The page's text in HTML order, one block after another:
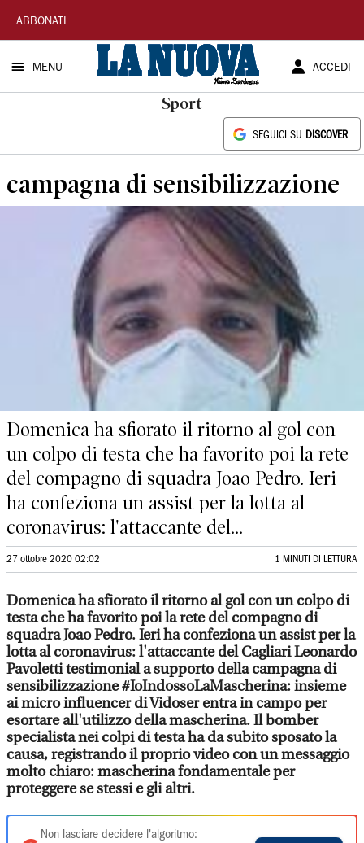
La
Nuova
Sardegna
ABBONATI
MENU ACCEDI
Sport
SEGUICI SU DISCOVER
campagna di sensibilizzazione
Domenica ha sfiorato il ritorno al gol con
un colpo di testa che ha favorito poi la rete
del compagno di squadra Joao Pedro. Ieri
ha confeziona un assist per la lotta al
coronavirus: l'attaccante del...
27 ottobre 2020 02:02 1 MINUTI DI LETTURA
Domenica ha sfiorato il ritorno al gol con un colpo di
testa che ha favorito poi la rete del compagno di
squadra Joao Pedro. Ieri ha confeziona un assist per la
lotta al coronavirus: l'attaccante del Cagliari Leonardo
Pavoletti testimonial a supporto della campagna di
sensibilizzazione #IoIndossoLaMascherina: insieme
ai micro influencer di Vidoser entra in campo per
esortare all'utilizzo della mascherina. Il bomber
specialista nei colpi di testa ha da subito sposato la
causa, registrando il proprio video con un messaggio
molto chiaro: mascherina fondamentale per
proteggere se stessi e gli altri.
Non lasciare decidere l'algoritmo: